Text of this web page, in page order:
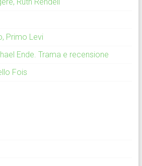
Primo Levi
Ende. Trama e recensione
Fois